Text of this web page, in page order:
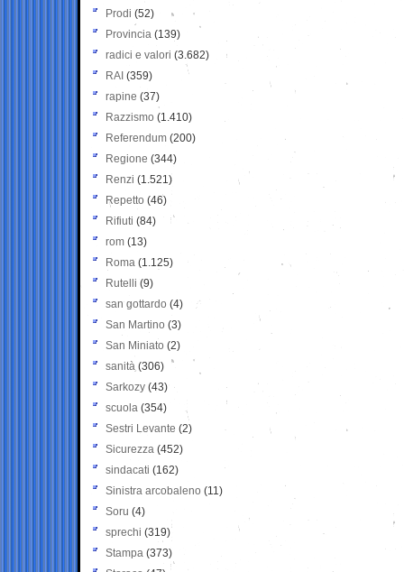
Prodi (52)
Provincia (139)
radici e valori (3.682)
RAI (359)
rapine (37)
Razzismo (1.410)
Referendum (200)
Regione (344)
Renzi (1.521)
Repetto (46)
Rifiuti (84)
rom (13)
Roma (1.125)
Rutelli (9)
san gottardo (4)
San Martino (3)
San Miniato (2)
sanità (306)
Sarkozy (43)
scuola (354)
Sestri Levante (2)
Sicurezza (452)
sindacati (162)
Sinistra arcobaleno (11)
Soru (4)
sprechi (319)
Stampa (373)